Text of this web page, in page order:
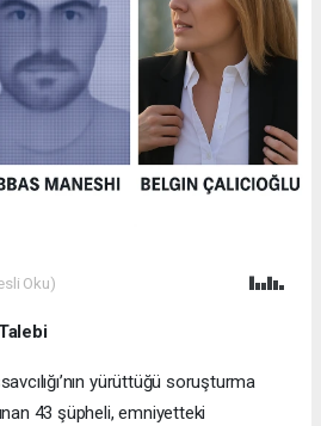
Oku)
yürüttüğü soruşturma
43 şüpheli, emniyetteki